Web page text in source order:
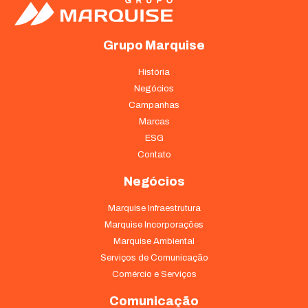
Grupo Marquise
História
Negócios
Campanhas
Marcas
ESG
Contato
Negócios
Marquise Infraestrutura
Marquise Incorporações
Marquise Ambiental
Serviços de Comunicação
Comércio e Serviços
Comunicação